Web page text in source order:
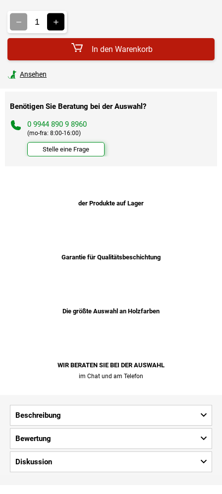
In den Warenkorb
Ansehen
Benötigen Sie Beratung bei der Auswahl?
0 9944 890 9 8960
(mo-fra: 8:00-16:00)
Stelle eine Frage
der Produkte auf Lager
Garantie für Qualitätsbeschichtung
Die größte Auswahl an Holzfarben
WIR BERATEN SIE BEI ​​DER AUSWAHL
im Chat und am Telefon
Beschreibung
Bewertung
Diskussion